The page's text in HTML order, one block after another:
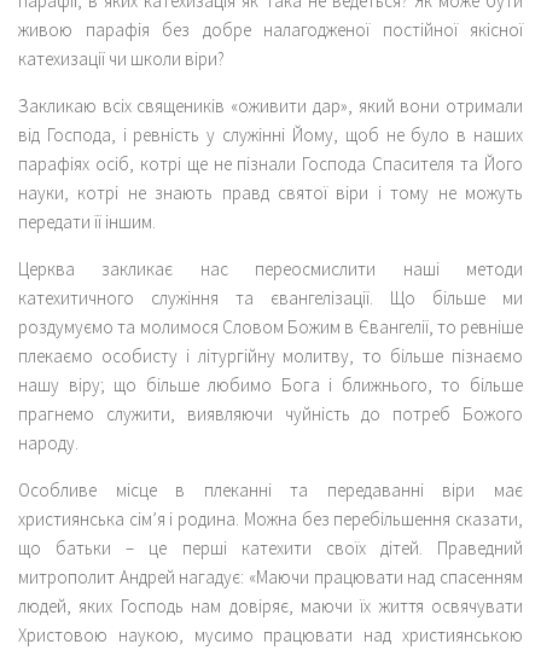
живою парафія без добре налагодженої постійної якісної
катехизації чи школи віри?
Закликаю всіх священиків «оживити дар», який вони отримали
від Господа, і ревність у служінні Йому, щоб не було в наших
парафіях осіб, котрі ще не пізнали Господа Спасителя та Його
науки, котрі не знають правд святої віри і тому не можуть
передати її іншим.
Церква закликає нас переосмислити наші методи
катехитичного служіння та євангелізації. Що більше ми
роздумуємо та молимося Словом Божим в Євангелії, то ревніше
плекаємо особисту і літургійну молитву, то більше пізнаємо
нашу віру; що більше любимо Бога і ближнього, то більше
прагнемо служити, виявляючи чуйність до потреб Божого
народу.
Особливе місце в плеканні та передаванні віри має
християнська сім’я і родина. Можна без перебільшення сказати,
що батьки – це перші катехити своїх дітей. Праведний
митрополит Андрей нагадує: «Маючи працювати над спасенням
людей, яких Господь нам довіряє, маючи їх життя освячувати
Христовою наукою, мусимо працювати над християнською